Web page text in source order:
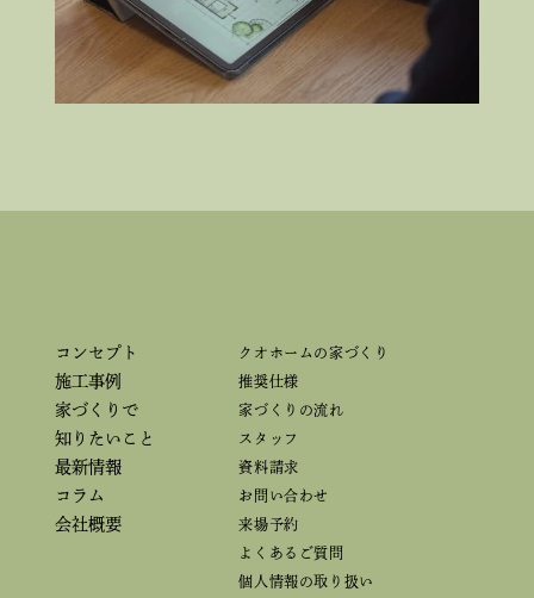
コンセプト
施工事例
家づくりで
知りたいこと
最新情報
コラム
会社概要
クオホームの家づくり
推奨仕様
家づくりの流れ
スタッフ
資料請求
お問い合わせ
来場予約
よくあるご質問
個人情報の取り扱い